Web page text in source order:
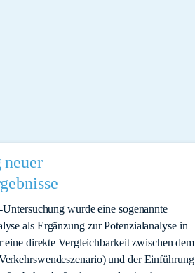
wurde eine sogenannte
als Ergänzung zur Potenzialanalyse in
direkte Vergleichbarkeit zwischen dem
und der Einführung